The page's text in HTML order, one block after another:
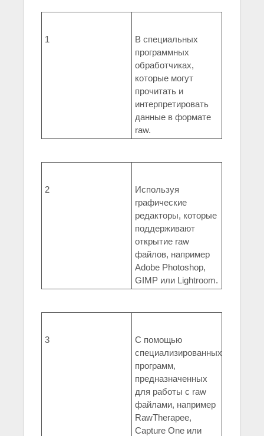
1
В специальных
программных
обработчиках,
которые могут
прочитать и
интерпретировать
данные в формате
raw.
2
Используя
графические
редакторы, которые
поддерживают
открытие raw
файлов, например
Adobe Photoshop,
GIMP или Lightroom.
3
С помощью
специализированных
программ,
предназначенных
для работы с raw
файлами, например
RawTherapee,
Capture One или